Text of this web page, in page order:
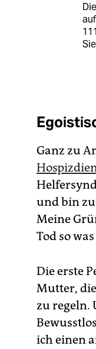
Ganz zu
und bin
Meine
Tod so
Die erste
Mutter,
zu regeln.
ich einen